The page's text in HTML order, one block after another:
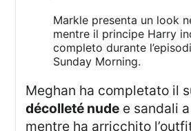
Markle presenta un look
mentre il principe Harry
completo durante
Sunday Morning.
Meghan ha completato il
décolleté nude e sandali
mentre ha arricchito